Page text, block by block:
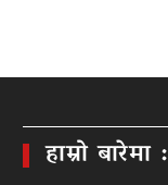
हाम्रो बारेमा :